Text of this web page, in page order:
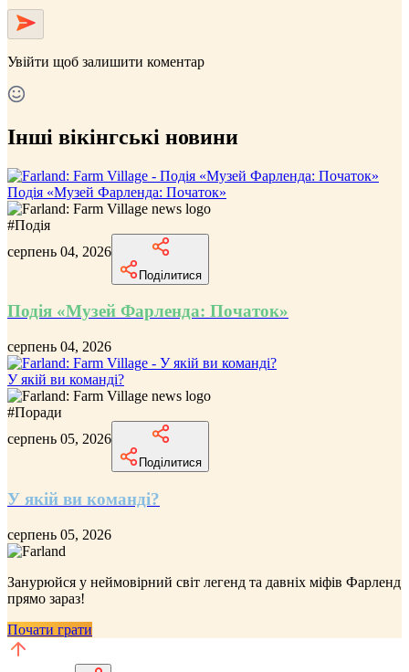
Увійти щоб залишити коментар
Інші вікінгські новини
Подія «Музей Фарленда: Початок»
#Подія
серпень 04, 2026
Поділитися
Подія «Музей Фарленда: Початок»
серпень 04, 2026
У якій ви команді?
#Поради
серпень 05, 2026
Поділитися
У якій ви команді?
серпень 05, 2026
Занурюйся у неймовірний світ легенд та давніх міфів Фарленд
прямо зараз!
Почати грати